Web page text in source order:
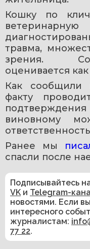
Кошку по
травма,
зрения.
оценивается
Как сообщили
факту
виновному
Ранее мы
спасли после
Подписывайтесь
VK и Telegram-
новостями. Если
интересного
журналистам:
77 22.